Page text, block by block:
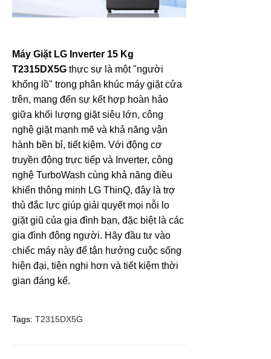
Máy Giặt LG Inverter 15 Kg
T2315DX5G thực sự là một "người
khổng lồ" trong phân khúc máy giặt cửa
trên, mang đến sự kết hợp hoàn hảo
giữa khối lượng giặt siêu lớn, công
nghệ giặt mạnh mẽ và khả năng vận
hành bền bỉ, tiết kiệm. Với động cơ
truyền động trực tiếp và Inverter, công
nghệ TurboWash cùng khả năng điều
khiển thông minh LG ThinQ, đây là trợ
thủ đắc lực giúp giải quyết mọi nỗi lo
giặt giũ của gia đình bạn, đặc biệt là các
gia đình đông người. Hãy đầu tư vào
chiếc máy này để tận hưởng cuộc sống
hiện đại, tiện nghi hơn và tiết kiệm thời
gian đáng kể.
Tags: T2315DX5G